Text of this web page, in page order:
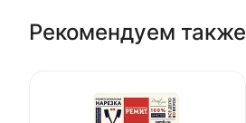
Рекомендуем также